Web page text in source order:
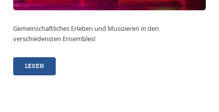
Gemeinschaftliches Erleben und Musizieren in den
verschiedensten Ensembles!
LESEN